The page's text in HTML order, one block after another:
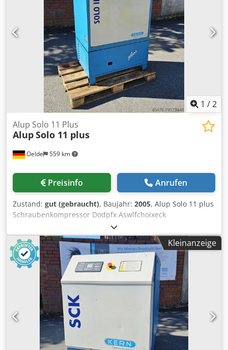
1 /2
Oelde 559 km
Alup Solo 11 Plus
AlupSolo 11 plus
Preisinfo Anrufen
Zustand: gut (gebraucht), Baujahr: 2005, Alup Solo 11 plus
Schraubenkompressor Dodpfx Aswlfchoixeck
Vollautomatische, intern komplett verrohrte und
verdrahtete Kompaktanlage, einstufig öleingespritzt
verdichtend, luftgekühlt, schallgedämpft,
drehzahlgeregelt. Enddruck: 13,00bar Motorleistung:
11,00kW Liefermenge: 0,39 - 1,94m³/min
Kleinanzeige